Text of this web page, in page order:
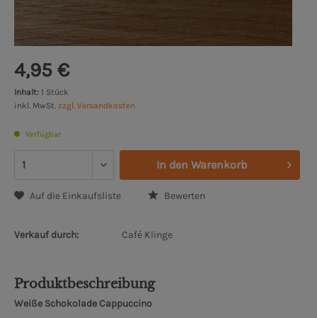
4,95 €
Inhalt: 1 Stück
inkl. MwSt. zzgl. Versandkosten
Verfügbar
In den Warenkorb
Auf die Einkaufsliste Bewerten
Verkauf durch: Café Klinge
Produktbeschreibung
Weiße Schokolade Cappuccino